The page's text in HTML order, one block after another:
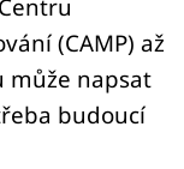
(CAMP) až
může napsat
budoucí